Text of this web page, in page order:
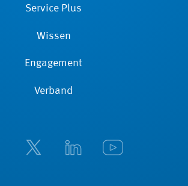
Service Plus
Wissen
Engagement
Verband